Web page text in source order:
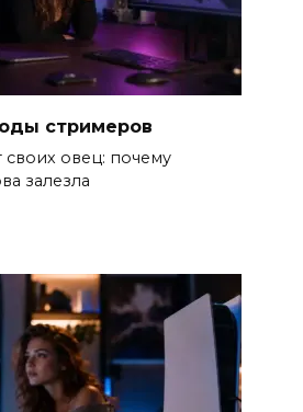
стримеров
овец: почему
залезла